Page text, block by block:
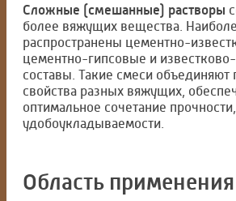
Сложные (смешанные) растворы
более вяжущих вещества.
распространены цементно-
цементно-гипсовые и
составы. Такие смеси объединяют
свойства разных вяжущих,
оптимальное сочетание
удобоукладываемости.
Область применения